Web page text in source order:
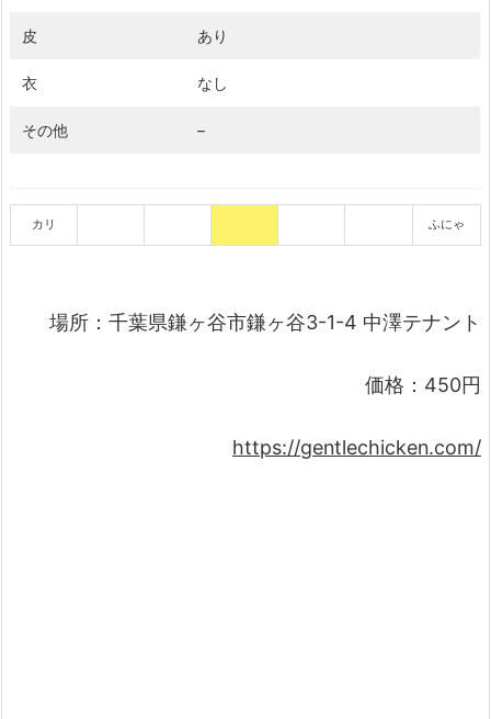
皮 あり
衣 なし
その他 –
カリ ふにゃ
場所：千葉県鎌ヶ谷市鎌ヶ谷3-1-4 中澤テナント
価格：450円
https://gentlechicken.com/